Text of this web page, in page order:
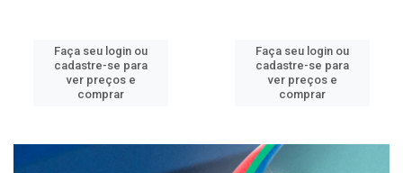
Faça seu login ou
cadastre-se para
ver preços e
comprar
Faça seu login ou
cadastre-se para
ver preços e
comprar